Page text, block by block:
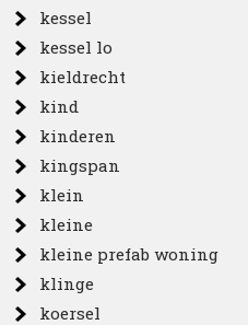
kessel
kessel lo
kieldrecht
kind
kinderen
kingspan
klein
kleine
kleine prefab woning
klinge
koersel